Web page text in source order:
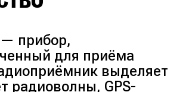
— прибор,
для приёма
выделяет
радиоволны, GPS-